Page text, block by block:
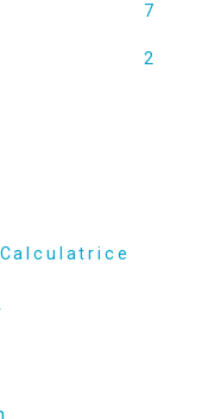
7
2
Calculatrice